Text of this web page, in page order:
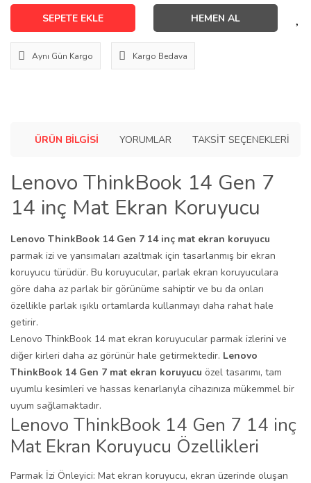
SEPETE EKLE HEMEN AL
Aynı Gün Kargo Kargo Bedava
ÜRÜN BILGISI YORUMLAR TAKSIT SEÇENEKLERI
Lenovo ThinkBook 14 Gen 7
14 inç Mat Ekran Koruyucu
Lenovo ThinkBook 14 Gen 7 14 inç mat ekran koruyucu
parmak izi ve yansımaları azaltmak için tasarlanmış bir ekran
koruyucu türüdür. Bu koruyucular, parlak ekran koruyuculara
göre daha az parlak bir görünüme sahiptir ve bu da onları
özellikle parlak ışıklı ortamlarda kullanmayı daha rahat hale
getirir.
Lenovo ThinkBook 14 mat ekran koruyucular parmak izlerini ve
diğer kirleri daha az görünür hale getirmektedir. Lenovo
ThinkBook 14 Gen 7 mat ekran koruyucu özel tasarımı, tam
uyumlu kesimleri ve hassas kenarlarıyla cihazınıza mükemmel bir
uyum sağlamaktadır.
Lenovo ThinkBook 14 Gen 7 14 inç
Mat Ekran Koruyucu Özellikleri
Parmak İzi Önleyici: Mat ekran koruyucu, ekran üzerinde oluşan